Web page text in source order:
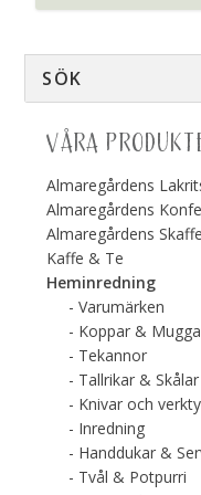
VÅRA
Almaregårdens
Almaregårdens
Almaregårdens
Kaffe & Te
Heminredning
Varumärken
Koppar &
Tekannor
Tallrikar & Skålar
Knivar och
Inredning
Handdukar &
Tvål & Potpurri